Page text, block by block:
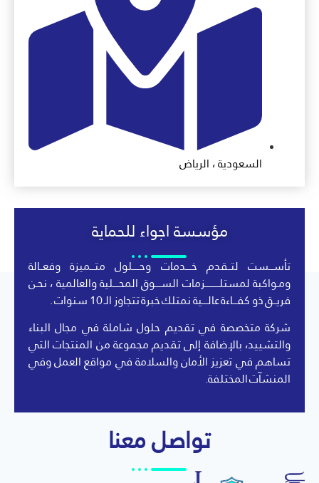
السعودية ، الرياض
مؤسسة اجواء للحماية
تأســـست لتــقدم خــــدمات وحـــــلول متـــميزة وفعــالة
ومـواكبة لمستلــــــــــزمات الســــوق المحــــلية والعالمية ، نحـن
فريــق ذو كفـــاءة عالــــية نمتلك خبرة تتجاوز الـ 10 سنوات .
شركة متخصصة في تقديم حلول شاملة في مجال البناء
والتشييد، بالإضافة إلى تقديم مجموعة من المنتجات التي
تساهم في تعزيز الأمان والسلامة في مواقع العمل وفي
المنشآت المختلفة.
تواصل معنا